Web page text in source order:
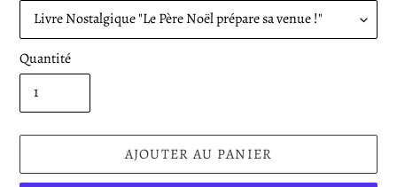
Quantité
AJOUTER AU PANIER